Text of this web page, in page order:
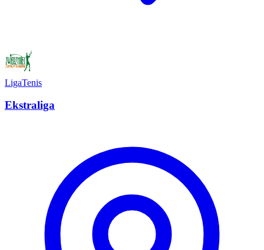
LigaTenis
Ekstraliga